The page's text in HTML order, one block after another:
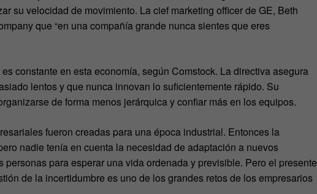
su velocidad de movimiento. La cief marketing officer de GE, Beth
que “en una compañía grande nunca sientes que eres
constante en esta economía, según Comstock. La directiva asegura
lentos y que nunca innovan lo suficientemente rápido. Su
de forma menos jerárquica y confiar más en los equipos.
fueron creadas para una época industrial. Entonces la
nadie tenía en cuenta la necesidad de adaptación a nuevos
para esperar una vida ordenada y previsible. Pero el presente
de la incertidumbre es uno de los grandes retos de los empresarios